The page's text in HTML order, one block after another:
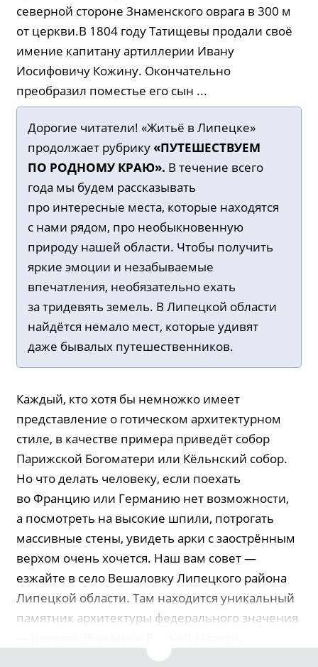
северной стороне Знаменского оврага в 300 м
от церкви.В 1804 году Татищевы продали своё
имение капитану артиллерии Ивану
Иосифовичу Кожину. Окончательно
преобразил поместье его сын ...
Дорогие читатели! «Житьё в Липецке»
продолжает рубрику «ПУТЕШЕСТВУЕМ
ПО РОДНОМУ КРАЮ». В течение всего
года мы будем рассказывать
про интересные места, которые находятся
с нами рядом, про необыкновенную
природу нашей области. Чтобы получить
яркие эмоции и незабываемые
впечатления, необязательно ехать
за тридевять земель. В Липецкой области
найдётся немало мест, которые удивят
даже бывалых путешественников.
Каждый, кто хотя бы немножко имеет
представление о готическом архитектурном
стиле, в качестве примера приведёт собор
Парижской Богоматери или Кёльнский собор.
Но что делать человеку, если поехать
во Францию или Германию нет возможности,
а посмотреть на высокие шпили, потрогать
массивные стены, увидеть арки с заострённым
верхом очень хочется. Наш вам совет —
езжайте в село Вешаловку Липецкого района
Липецкой области. Там находится уникальный
памятник архитектуры федерального значения